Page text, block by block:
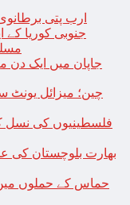
ارب پتی
جنوبی کوریا
مسلسل 126
فلسطینیوں کی نسل
بھارت بلوچستان کی